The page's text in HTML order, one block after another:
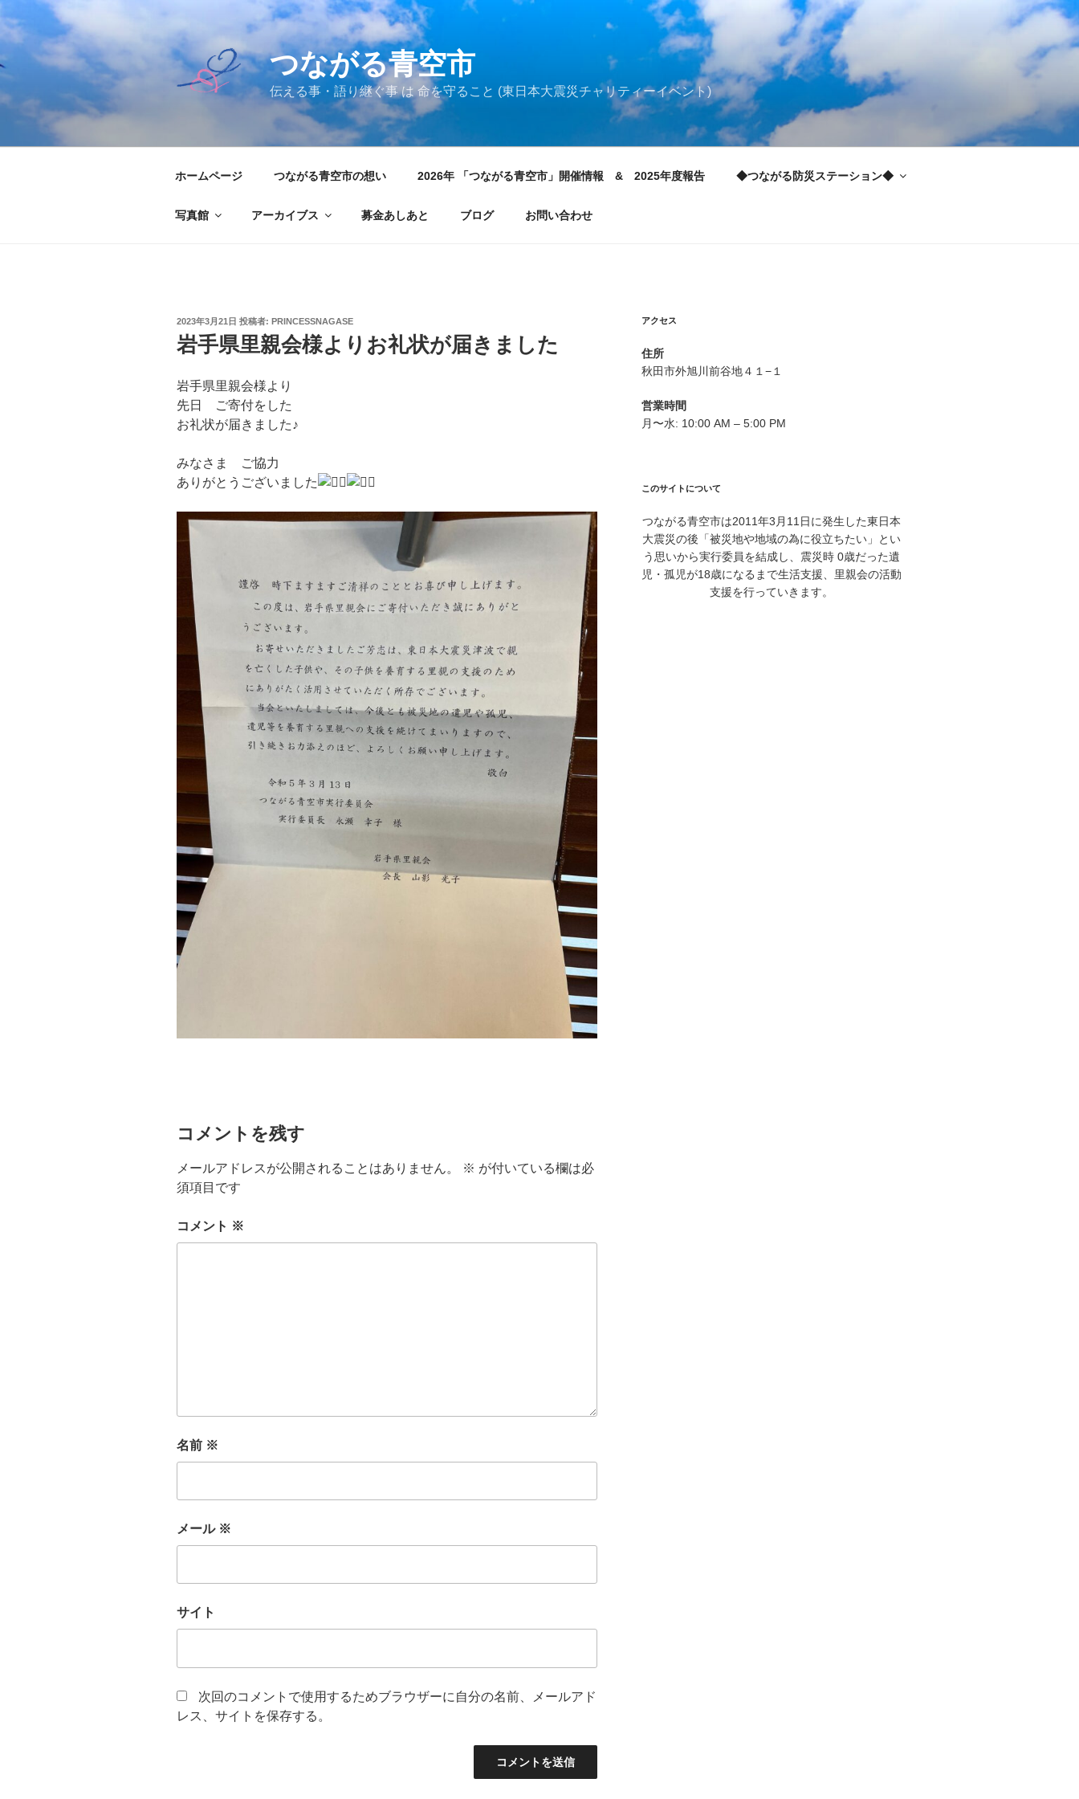
ン
ン
へ
キ
つながる青空市
伝える事・語り継ぐ事 は 命を守ること (東日本大震災チャリティーイベント)
ホームページ つながる青空市の想い 2026年 「つながる青空市」開催情報 & 2025年度報告 ◆つながる防災ステーション◆
写真館 アーカイブス 募金あしあと ブログ お問い合わせ
投
稿
日:
2023年3月21日 投稿者: PRINCESSNAGASE
岩手県里親会様よりお礼状が届きました
岩手県里親会様より
先日 ご寄付をした
お礼状が届きました♪
みなさま ご協力
ありがとうございました
コメントを残す
メールアドレスが公開されることはありません。 ※ が付いている欄は必
須項目です
コメント ※
名前 ※
メール ※
サイト
次回のコメントで使用するためブラウザーに自分の名前、メールアド
レス、サイトを保存する。
アクセス
住所
秋田市外旭川前谷地４１−１
営業時間
月〜水: 10:00 AM – 5:00 PM
このサイトについて
つながる青空市は2011年3月11日に発生した東日本
大震災の後「被災地や地域の為に役立ちたい」とい
う思いから実行委員を結成し、震災時 0歳だった遺
児・孤児が18歳になるまで生活支援、里親会の活動
支援を行っていきます。